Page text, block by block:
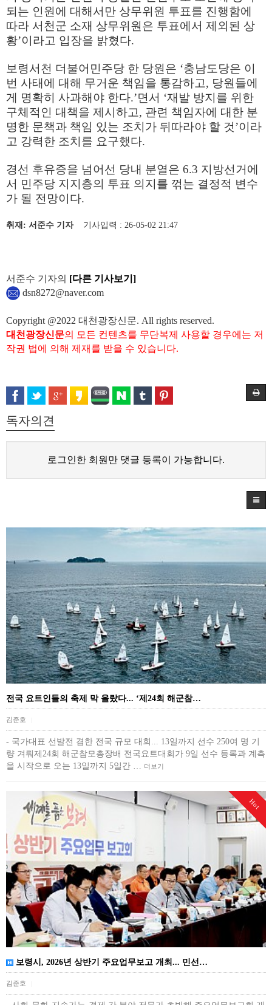
되는 인원에 대해서만 상무위원 투표를 진행함에
따라 서천군 소재 상무위원은 투표에서 제외된 상
황’이라고 입장을 밝혔다.
보령서천 더불어민주당 한 당원은 ‘충남도당은 이
번 사태에 대해 무거운 책임을 통감하고, 당원들에
게 명확히 사과해야 한다.’면서 ‘재발 방지를 위한
구체적인 대책을 제시하고, 관련 책임자에 대한 분
명한 문책과 책임 있는 조치가 뒤따라야 할 것’이라
고 강력한 조치를 요구했다.
경선 후유증을 넘어선 당내 분열은 6.3 지방선거에
서 민주당 지지층의 투표 의지를 꺾는 결정적 변수
가 될 전망이다.
취재: 서준수 기자기사입력 : 26-05-02 21:47
서준수 기자의 [다른 기사보기]
dsn8272@naver.com
Copyright @2022 대천광장신문. All rights reserved.
대천광장신문의 모든 컨텐츠를 무단복제 사용할 경우에는 저
작권 법에 의해 제재를 받을 수 있습니다.
독자의견
로그인한 회원만 댓글 등록이 가능합니다.
전국 요트인들의 축제 막 올랐다... ‘제24회 해군참…
김준호
- 국가대표 선발전 겸한 전국 규모 대회... 13일까지 선수 250여 명 기
량 겨뤄제24회 해군참모총장배 전국요트대회가 9일 선수 등록과 계측
을 시작으로 오는 13일까지 5일간 … 더보기
Hot
보령시, 2026년 상반기 주요업무보고 개최... 민선…
김준호